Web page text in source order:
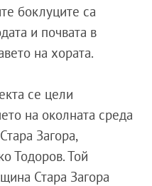
боклуците са
и почвата в
на хората.
се цели
на околната среда
Загора,
Тодоров. Той
Стара Загора